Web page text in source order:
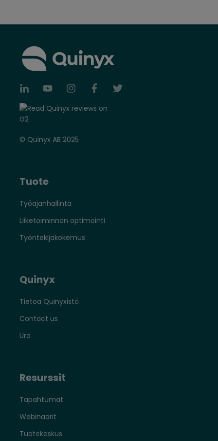
© Quinyx AB 2025
Tuote
Työajanhallinta
Liiketoiminnan optimointi
Työntekijäkokemus
Quinyx
Tietoa Quinyxistä
Contact us
Ura
Resurssit
Tapahtumat
Webinaarit
Tuotekeskus